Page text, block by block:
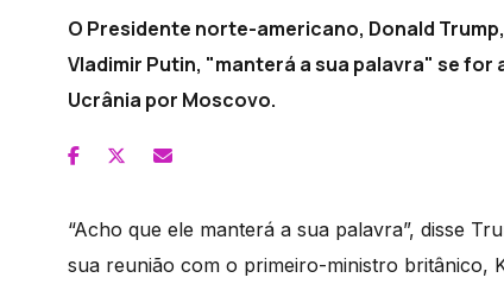
O Presidente norte-americano, Donald
Vladimir Putin, "manterá a sua palavra" se for
Ucrânia por Moscovo.
“Acho que ele manterá a sua palavra”, disse
sua reunião com o primeiro-ministro britânico,